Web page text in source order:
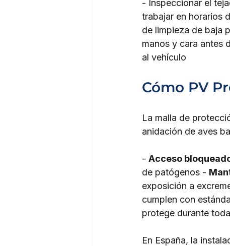
- Inspeccionar el
trabajar en horarios
de limpieza de baja
manos y cara antes
al vehículo
Cómo PV
La malla de
anidación de aves
- Acceso
de patógenos -
exposición a
cumplen con
protege durante
En España, la